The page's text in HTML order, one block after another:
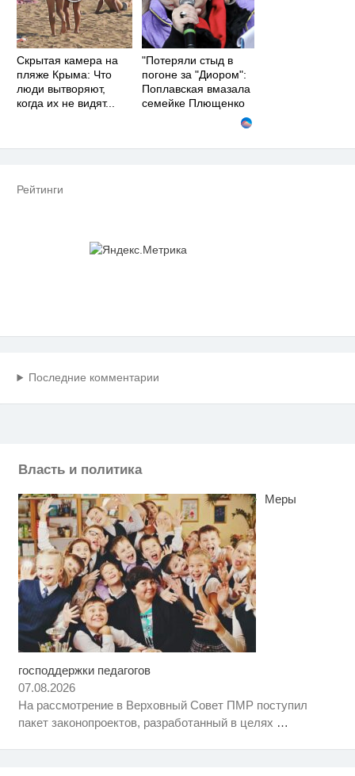
Скрытая камера на
пляже Крыма: Что
люди вытворяют,
когда их не видят...
"Потеряли стыд в
погоне за "Диором":
Поплавская вмазала
семейке Плющенко
Рейтинги
Последние комментарии
Власть и политика
Меры
господдержки педагогов
07.08.2026
На рассмотрение в Верховный Совет ПМР поступил
пакет законопроектов, разработанный в целях …
Скрытая камера на пляже
Никогда не храните огурцы в
холодильнике: есть один